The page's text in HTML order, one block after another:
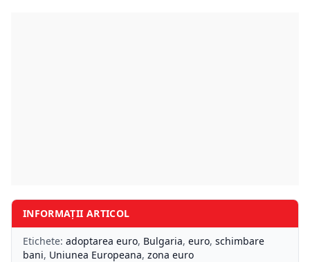
INFORMAȚII ARTICOL
Etichete: adoptarea euro, Bulgaria, euro, schimbare
bani, Uniunea Europeana, zona euro